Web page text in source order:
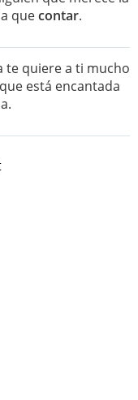
quecontar.
te quiere a ti mucho
está encantada